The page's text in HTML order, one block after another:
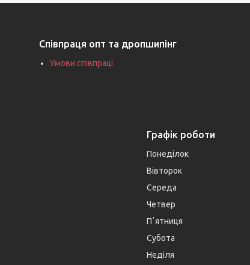
Співпраця опт та дропшипінг
Умови співпраці
Графік роботи
Понеділок
Вівторок
Середа
Четвер
Пʼятниця
Субота
Неділя